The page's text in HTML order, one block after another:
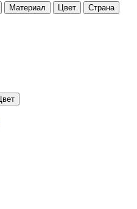
Материал Цвет Страна
Цвет